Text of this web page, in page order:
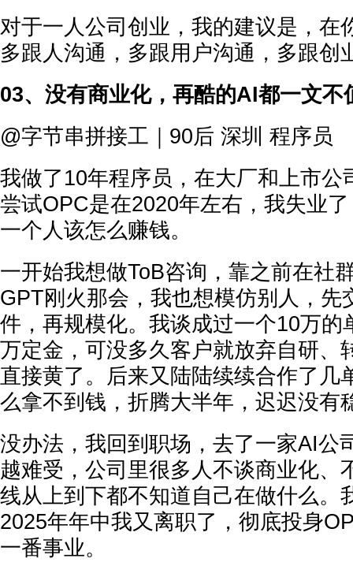
对于一人公司创业，我的建议是，在
多跟人沟通，多跟用户沟通，多跟创
03、没有商业化，再酷的AI都一文不
@字节串拼接工｜90后 深圳 程序员
我做了10年程序员，在大厂和上市公
尝试OPC是在2020年左右，我失业
一个人该怎么赚钱。
一开始我想做ToB咨询，靠之前在社
GPT刚火那会，我也想模仿别人，先
件，再规模化。我谈成过一个10万的
万定金，可没多久客户就放弃自研、
直接黄了。后来又陆陆续续合作了几
么拿不到钱，折腾大半年，迟迟没有
没办法，我回到职场，去了一家AI公
越难受，公司里很多人不谈商业化、
线从上到下都不知道自己在做什么。
2025年年中我又离职了，彻底投身
一番事业。